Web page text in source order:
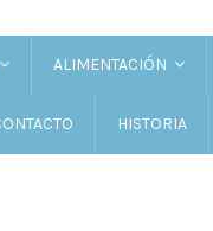
ALIMENTACIÓN
HISTORIA